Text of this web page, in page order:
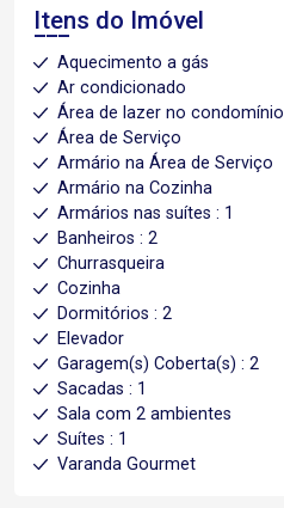
Itens do Imóvel
Aquecimento a gás
Ar condicionado
Área de lazer no condomínio
Área de Serviço
Armário na Área de Serviço
Armário na Cozinha
Armários nas suítes : 1
Banheiros : 2
Churrasqueira
Cozinha
Dormitórios : 2
Elevador
Garagem(s) Coberta(s) : 2
Sacadas : 1
Sala com 2 ambientes
Suítes : 1
Varanda Gourmet